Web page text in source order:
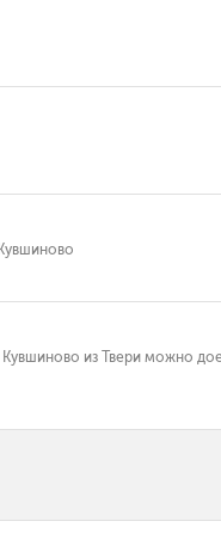
Кувшиново из Твери можно